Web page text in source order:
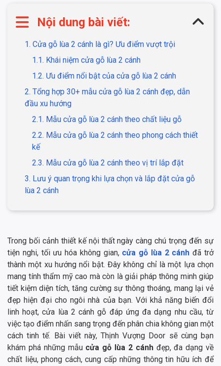
Nội dung bài viết:
1. Cửa gỗ lùa 2 cánh là gì? Ưu điểm vượt trội
1.1. Khái niệm cửa gỗ lùa 2 cánh
1.2. Ưu điểm nổi bật của cửa gỗ lùa 2 cánh
2. Tổng hợp 30+ mẫu cửa gỗ lùa 2 cánh đẹp, dẫn
đầu xu hướng
2.1. Mẫu cửa gỗ lùa 2 cánh theo chất liệu gỗ
2.2. Mẫu cửa gỗ lùa 2 cánh theo phong cách thiết
kế
2.3. Mẫu cửa gỗ lùa 2 cánh theo vị trí lắp đặt
3. Lưu ý quan trọng khi lựa chọn và lắp đặt cửa gỗ
lùa 2 cánh
Trong bối cảnh thiết kế nội thất ngày càng chú trọng đến sự
tiện nghi, tối ưu hóa không gian, cửa gỗ lùa 2 cánh đã trở
thành một xu hướng nổi bật. Đây không chỉ là một lựa chọn
mang tính thẩm mỹ cao mà còn là giải pháp thông minh giúp
tiết kiệm diện tích, tăng cường sự thông thoáng, mang lại vẻ
đẹp hiện đại cho ngôi nhà của bạn. Với khả năng biến đổi
linh hoạt, cửa lùa 2 cánh gỗ đáp ứng đa dạng nhu cầu, từ
việc tạo điểm nhấn sang trọng đến phân chia không gian một
cách tinh tế. Bài viết này, Thịnh Vượng Door sẽ cùng bạn
khám phá những mẫu cửa gỗ lùa 2 cánh đẹp, đa dạng về
chất liệu, phong cách, cung cấp những thông tin hữu ích để